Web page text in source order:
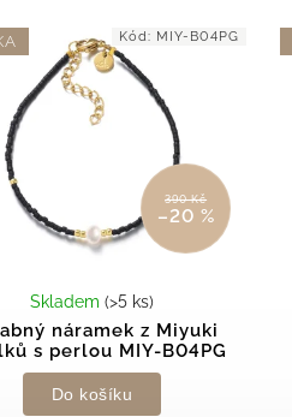
390 Kč
–20 %
náramek z Miyuki
s perlou MIY-B04PG
Skladem (>5 ks)
Do košíku
Kód: MIY-B04PG